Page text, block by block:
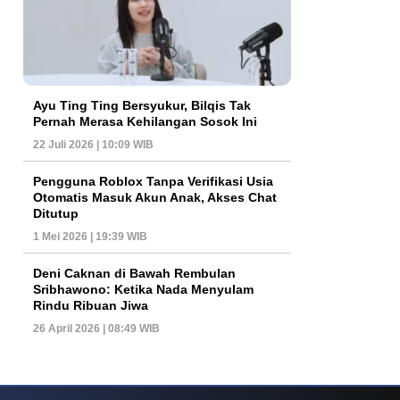
Ayu Ting Ting Bersyukur, Bilqis Tak
Pernah Merasa Kehilangan Sosok Ini
22 Juli 2026 | 10:09 WIB
Pengguna Roblox Tanpa Verifikasi Usia
Otomatis Masuk Akun Anak, Akses Chat
Ditutup
1 Mei 2026 | 19:39 WIB
Deni Caknan di Bawah Rembulan
Sribhawono: Ketika Nada Menyulam
Rindu Ribuan Jiwa
26 April 2026 | 08:49 WIB